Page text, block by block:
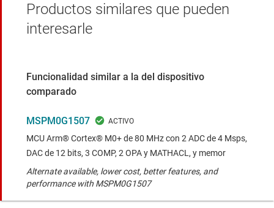
Productos similares que pueden
interesarle
Funcionalidad similar a la del dispositivo
comparado
MSPM0G1507
MCU Arm® Cortex® M0+ de 80 MHz con 2 ADC de 4 Msps,
DAC de 12 bits, 3 COMP, 2 OPA y MATHACL, y memor
Alternate available, lower cost, better features, and
performance with MSPM0G1507